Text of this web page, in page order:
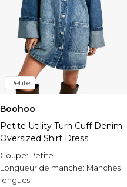
Petite
Boohoo
Petite Utility Turn Cuff Denim
Oversized Shirt Dress
Coupe: Petite
Longueur de manche: Manches
longues